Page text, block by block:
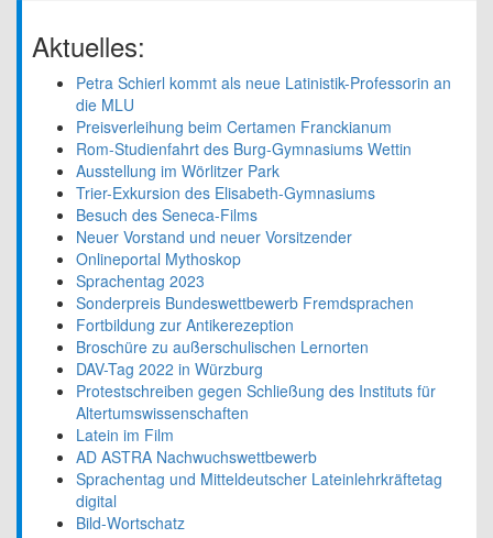
Aktuelles:
Petra Schierl kommt als neue Latinistik-Professorin an
die MLU
Preisverleihung beim Certamen Franckianum
Rom-Studienfahrt des Burg-Gymnasiums Wettin
Ausstellung im Wörlitzer Park
Trier-Exkursion des Elisabeth-Gymnasiums
Besuch des Seneca-Films
Neuer Vorstand und neuer Vorsitzender
Onlineportal Mythoskop
Sprachentag 2023
Sonderpreis Bundeswettbewerb Fremdsprachen
Fortbildung zur Antikerezeption
Broschüre zu außerschulischen Lernorten
DAV-Tag 2022 in Würzburg
Protestschreiben gegen Schließung des Instituts für
Altertumswissenschaften
Latein im Film
AD ASTRA Nachwuchswettbewerb
Sprachentag und Mitteldeutscher Lateinlehrkräftetag
digital
Bild-Wortschatz